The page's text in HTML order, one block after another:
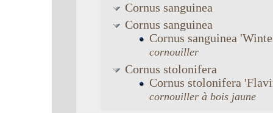
Cornus sanguinea
Cornus sanguinea
Cornus sanguinea
cornouiller
Cornus stolonifera
Cornus stolonifera
cornouiller à bois jaune